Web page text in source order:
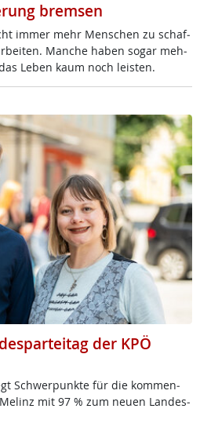
bremsen
im­mer mehr Men­schen zu schaf­
Man­che ha­ben so­gar meh­
Le­ben kaum noch leis­ten.
der KPÖ
Schwer­punk­te für die kom­men­
mit 97 % zum neu­en Lan­des­